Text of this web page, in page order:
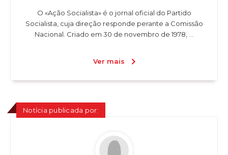
O «Ação Socialista» é o jornal oficial do Partido
Socialista, cuja direção responde perante a Comissão
Nacional. Criado em 30 de novembro de 1978, ...
Ver mais
Notícia publicada por: